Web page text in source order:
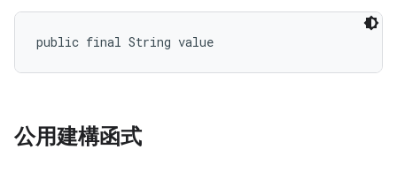
public final String value
公用建構函式